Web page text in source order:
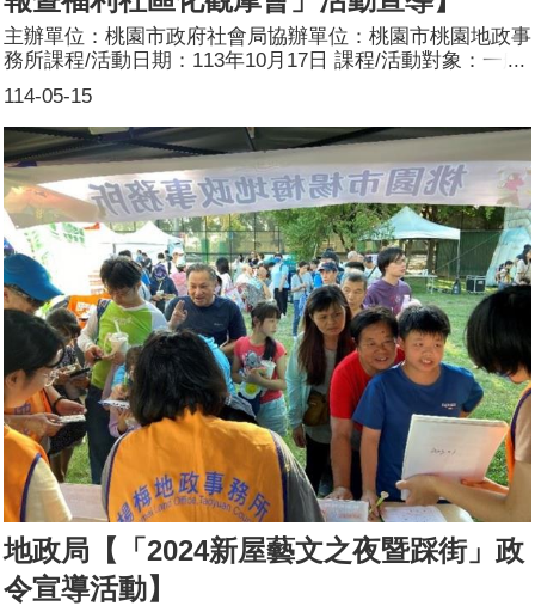
114-05-15
主辦單位：桃園市政府社會局協辦單位：桃園市桃園地政事
務所課程/活動日期：113年10月17日 課程/活動對象：一般
民眾辦理形式：設攤宣導課程/活動簡介：目標：為擴大宣
導不動產安全基本知識，透過跨機關合作方式，配合桃園市
政府社會局舉辦的「113年度全國社區發展業務聯繫會報暨
福利社區化觀摩會」活動，辦理地政相關法令政策、檔案應
用、本所各項便民服務措施及性別平等、繼承平權宣導，走
出辦公廳舍，深入瞭解民眾需求，以提供更為適切的服務，
提升本所專業、便民的服務形象，傳遞地政相關知識、便民
服務措施以及繼承、贈與平等，即時回應並解決民眾問題，
使本所服務品質更臻完善，提升服務品質。方式：透過問卷
填寫拿好禮的宣導方式，於活動現場發放各項宣導文宣，加
強民眾對於男女性別平等之觀念及不動產交易安全，參與活
動者贈送宣導小禮物，活動結束後，彙整問卷並分析，以為
本所改進爲民服務措施之參考。參加人數：200人(男98人、
女102人)
地政局【「2024新屋藝文之夜暨踩街」政
令宣導活動】